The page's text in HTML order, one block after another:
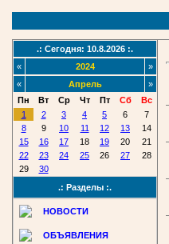
.: Сегодня: 10.8.2026 :.
«
2024
»
«
Апрель
»
Пн
Вт Ср Чт Пт Сб
Вс
1
2 3 4 5 6
7
8
9 10 11 12 13
14
15
16 17 18 19 20
21
22
23 24 25 26 27
28
29
30
.: Разделы :.
НОВОСТИ
ОБЪЯВЛЕНИЯ